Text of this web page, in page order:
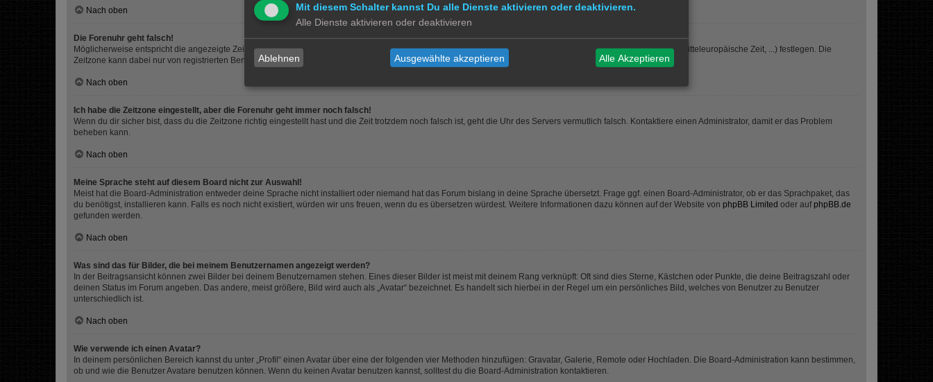
Nach oben
Die Forenuhr geht falsch!
Möglicherweise entspricht die angezeigte Zeit nicht deiner eigenen Zeitzone. In diesem Fall solltest du im „Persönlichen Bereich“ die für dich passende Zeitzone (Mitteleuropäische Zeit, ...) festlegen. Die
Zeitzone kann dabei nur von registrierten Benutzern geändert werden. Wenn du noch nicht registriert bist, ist dies ein guter Grund, dies jetzt zu tun.
Nach oben
Ich habe die Zeitzone eingestellt, aber die Forenuhr geht immer noch falsch!
Wenn du dir sicher bist, dass du die Zeitzone richtig eingestellt hast und die Zeit trotzdem noch falsch ist, geht die Uhr des Servers vermutlich falsch. Kontaktiere einen Administrator, damit er das Problem
beheben kann.
Nach oben
Meine Sprache steht auf diesem Board nicht zur Auswahl!
Meist hat die Board-Administration entweder deine Sprache nicht installiert oder niemand hat das Forum bislang in deine Sprache übersetzt. Frage ggf. einen Board-Administrator, ob er das Sprachpaket, das
du benötigst, installieren kann. Falls es noch nicht existiert, würden wir uns freuen, wenn du es übersetzen würdest. Weitere Informationen dazu können auf der Website von phpBB Limited oder auf phpBB.de
gefunden werden.
Nach oben
Was sind das für Bilder, die bei meinem Benutzernamen angezeigt werden?
In der Beitragsansicht können zwei Bilder bei deinem Benutzernamen stehen. Eines dieser Bilder ist meist mit deinem Rang verknüpft: Oft sind dies Sterne, Kästchen oder Punkte, die deine Beitragszahl oder
deinen Status im Forum angeben. Das andere, meist größere, Bild wird auch als „Avatar“ bezeichnet. Es handelt sich hierbei in der Regel um ein persönliches Bild, welches von Benutzer zu Benutzer
unterschiedlich ist.
Nach oben
Wie verwende ich einen Avatar?
In deinem persönlichen Bereich kannst du unter „Profil“ einen Avatar über eine der folgenden vier Methoden hinzufügen: Gravatar, Galerie, Remote oder Hochladen. Die Board-Administration kann bestimmen,
ob und wie die Benutzer Avatare benutzen können. Wenn du keinen Avatar benutzen kannst, solltest du die Board-Administration kontaktieren.
Mit diesem Schalter kannst Du alle Dienste aktivieren oder deaktivieren.
Alle Dienste aktivieren oder deaktivieren
Ablehnen Ausgewählte akzeptieren Alle Akzeptieren